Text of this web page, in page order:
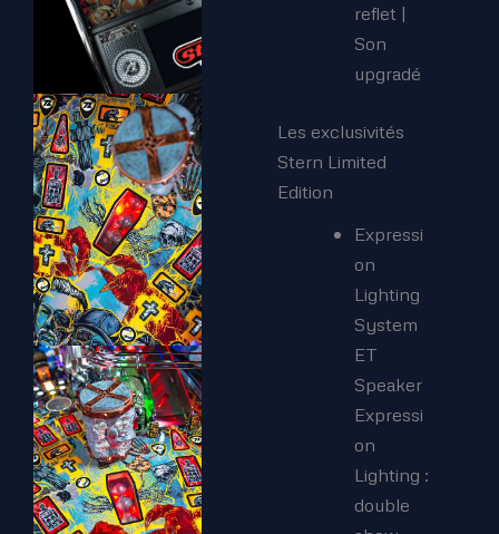
reflet |
Son
upgradé
Les exclusivités
Stern Limited
Edition
Expressi
on
Lighting
System
ET
Speaker
Expressi
on
Lighting :
double